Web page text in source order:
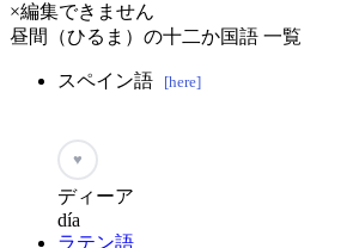
×編集できません
昼間（ひるま）の十二か国語 一覧
スペイン語 [here]
♥
ディーア
día
ラテン語